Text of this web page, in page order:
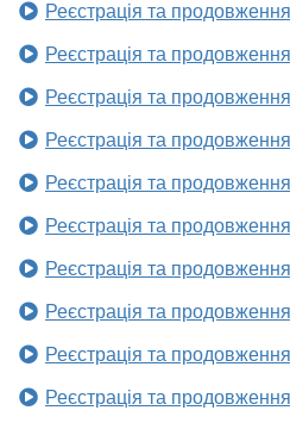
Реєстрація та
Реєстрація та
Реєстрація та
Реєстрація та
Реєстрація та
Реєстрація та
Реєстрація та
Реєстрація та
Реєстрація та
Реєстрація та